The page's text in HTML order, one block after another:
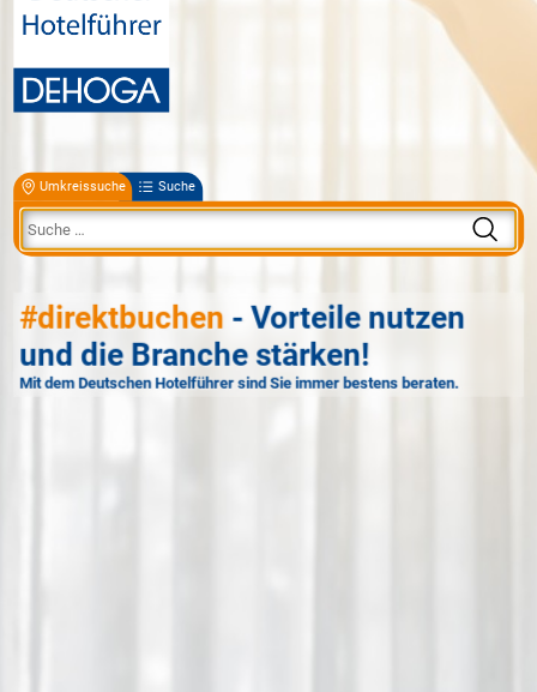
Umkreissuche Suche
#direktbuchen - Vorteile nutzen
und die Branche stärken!
Mit dem Deutschen Hotelführer sind Sie immer bestens beraten.